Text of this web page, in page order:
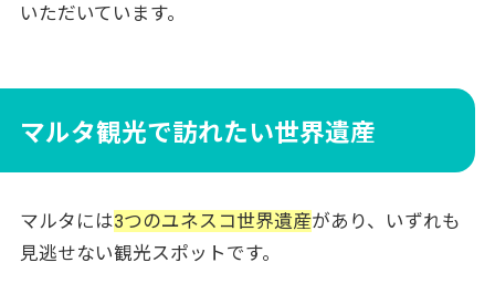
いただいています。
マルタ観光で訪れたい世界遺産
マルタには3つのユネスコ世界遺産があり、いずれも
見逃せない観光スポットです。